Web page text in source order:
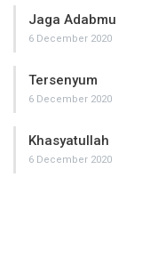
Jaga Adabmu
6 December 2020
Tersenyum
6 December 2020
Khasyatullah
6 December 2020